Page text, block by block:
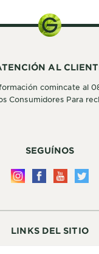
LINKS DEL SITIO
SEGUÍNOS
AL
comincate al
Consumidores Para